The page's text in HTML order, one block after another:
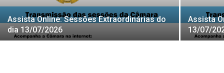
Assista Online: Sessões Extraordinárias do
dia 13/07/2026
Assista
13/07/